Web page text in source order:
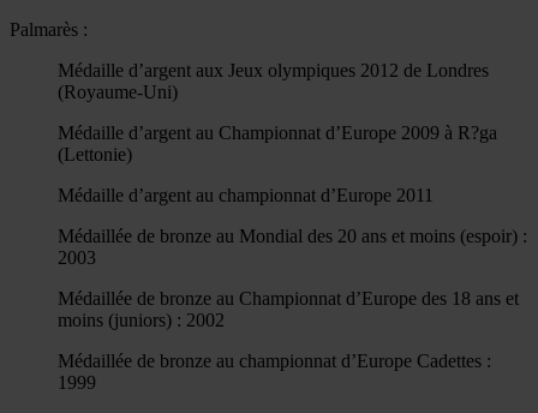
Palmarès :
Médaille d’argent aux Jeux olympiques 2012 de Londres
(Royaume-Uni)
Médaille d’argent au Championnat d’Europe 2009 à R?ga
(Lettonie)
Médaille d’argent au championnat d’Europe 2011
Médaillée de bronze au Mondial des 20 ans et moins (espoir) :
2003
Médaillée de bronze au Championnat d’Europe des 18 ans et
moins (juniors) : 2002
Médaillée de bronze au championnat d’Europe Cadettes :
1999